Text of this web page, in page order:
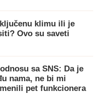
klimu ili je
Ovo su saveti
sa SNS: Da je
nama, ne bi mi
pet funkcionera